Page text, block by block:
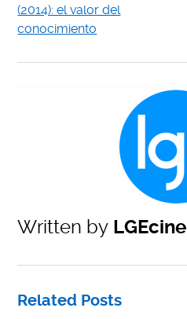
(2014): el valor del
conocimiento
Written by LGEcine
Related Posts